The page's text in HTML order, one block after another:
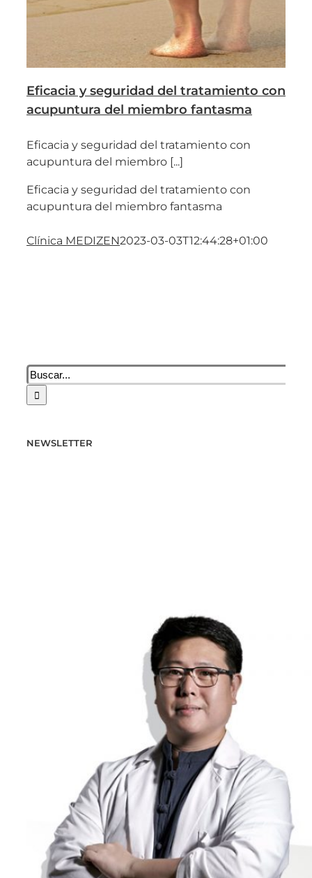
Eficacia y seguridad del tratamiento con
acupuntura del miembro fantasma
Eficacia y seguridad del tratamiento con
acupuntura del miembro [...]
Eficacia y seguridad del tratamiento con
acupuntura del miembro fantasma
Clínica MEDIZEN2023-03-03T12:44:28+01:00
Buscar:
NEWSLETTER